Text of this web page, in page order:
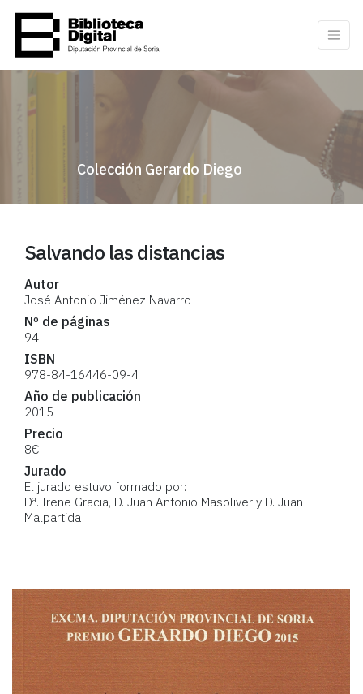
Colección Gerardo Diego
Salvando las distancias
Autor
José Antonio Jiménez Navarro
Nº de páginas
94
ISBN
978-84-16446-09-4
Año de publicación
2015
Precio
8€
Jurado
El jurado estuvo formado por:
Dª. Irene Gracia, D. Juan Antonio Masoliver y D. Juan
Malpartida